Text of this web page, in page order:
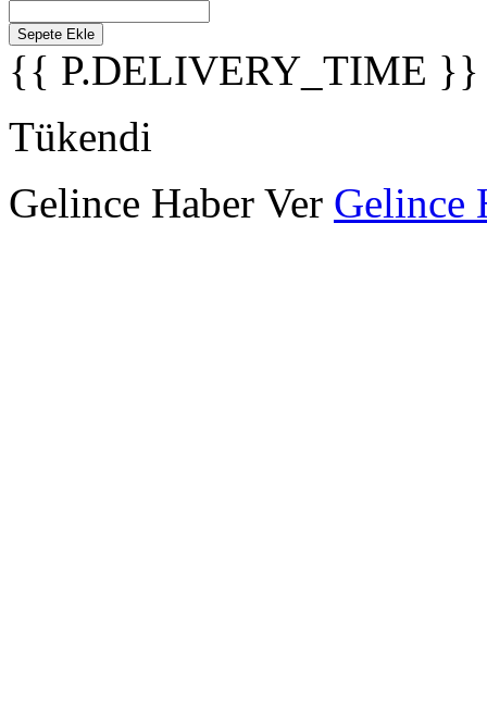
Sepete Ekle
{{ P.DELIVERY_TIME }}
Tükendi
Gelince Haber Ver Gelince